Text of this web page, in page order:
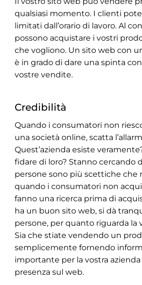
qualsiasi momento. I clienti
limitati dall’orario di lavoro. Al
possono acquistare i vostri
che vogliono. Un sito web con
è in grado di dare una spinta
vostre vendite.
Credibilità
Quando i consumatori non
una società online, scatta
Quest’azienda esiste
fidare di loro? Stanno cercando
persone sono più scettiche che
quando i consumatori non
fanno una ricerca prima di
ha un buon sito web, si dà
persone, per quanto riguarda la
Sia che stiate vendendo un
semplicemente fornendo
importante per la vostra azienda
presenza sul web.